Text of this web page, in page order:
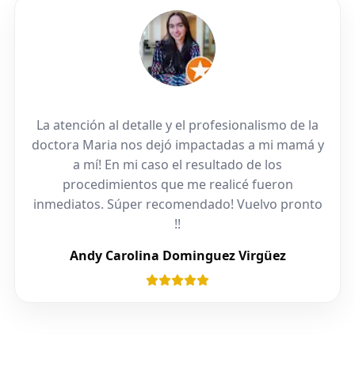
La atención al detalle y el profesionalismo de la
doctora Maria nos dejó impactadas a mi mamá y
a mí! En mi caso el resultado de los
procedimientos que me realicé fueron
inmediatos. Súper recomendado! Vuelvo pronto
!!
Andy Carolina Dominguez Virgüez